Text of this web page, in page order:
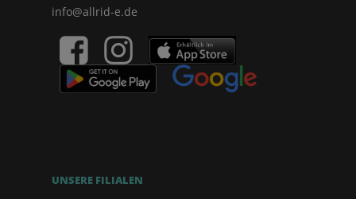
info@allrid-e.de
UNSERE FILIALEN